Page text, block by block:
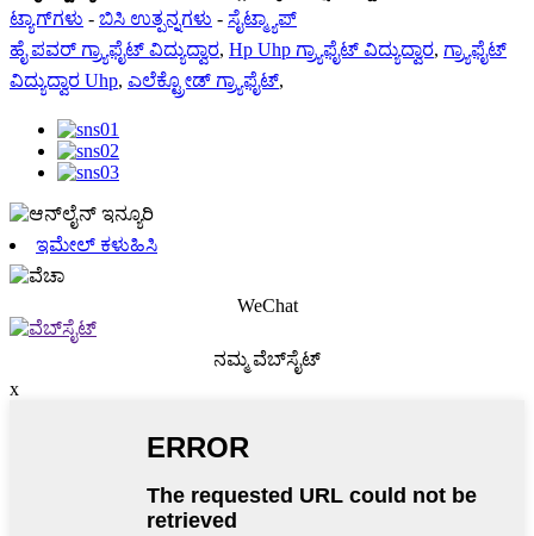
ಟ್ಯಾಗ್‌ಗಳು - ಬಿಸಿ ಉತ್ಪನ್ನಗಳು - ಸೈಟ್ಮ್ಯಾಪ್
ಹೈ ಪವರ್ ಗ್ರ್ಯಾಫೈಟ್ ವಿದ್ಯುದ್ವಾರ, Hp Uhp ಗ್ರ್ಯಾಫೈಟ್ ವಿದ್ಯುದ್ವಾರ, ಗ್ರ್ಯಾಫೈಟ್
ವಿದ್ಯುದ್ವಾರ Uhp, ಎಲೆಕ್ಟ್ರೋಡ್ ಗ್ರ್ಯಾಫೈಟ್,
ಇಮೇಲ್ ಕಳುಹಿಸಿ
WeChat
ನಮ್ಮ ವೆಬ್‌ಸೈಟ್
x